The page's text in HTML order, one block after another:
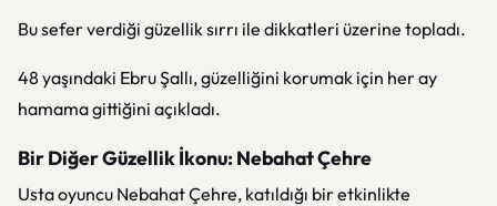
Bu sefer verdiği güzellik sırrı ile dikkatleri üzerine topladı.
48 yaşındaki Ebru Şallı, güzelliğini korumak için her ay
hamama gittiğini açıkladı.
Bir Diğer Güzellik İkonu: Nebahat Çehre
Usta oyuncu Nebahat Çehre, katıldığı bir etkinlikte